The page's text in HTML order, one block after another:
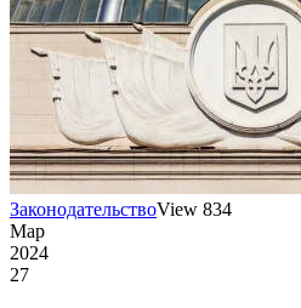
ЗаконодательствоView 834
Мар
2024
27